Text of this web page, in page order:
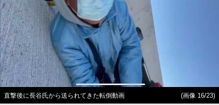
直撃後に長谷氏から送られてきた転倒動画
(画像 16/23)